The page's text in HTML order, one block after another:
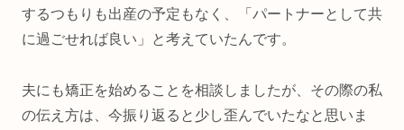
するつもりも出産の予定もなく、「パートナーとして共
に過ごせれば良い」と考えていたんです。
夫にも矯正を始めることを相談しましたが、その際の私
の伝え方は、今振り返ると少し歪んでいたなと思いま